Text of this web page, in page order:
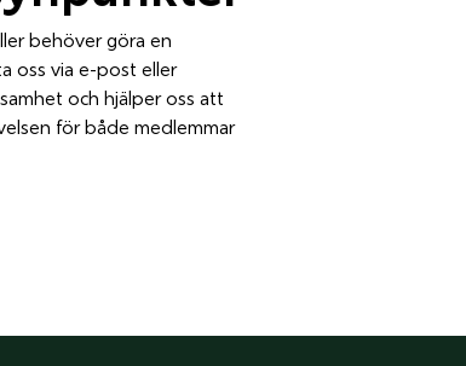
behöver göra en
oss via e-post eller
och hjälper oss att
för både medlemmar